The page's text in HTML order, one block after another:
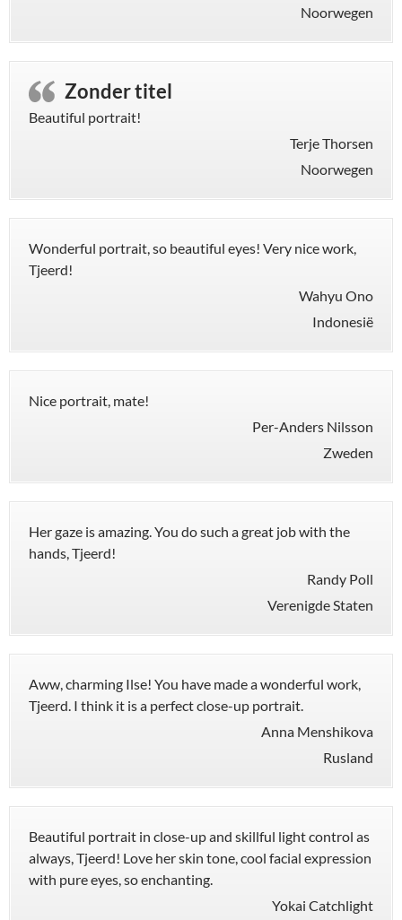
Noorwegen
Zonder titel
Beautiful portrait!
Terje Thorsen
Noorwegen
Wonderful portrait, so beautiful eyes! Very nice work,
Tjeerd!
Wahyu Ono
Indonesië
Nice portrait, mate!
Per-Anders Nilsson
Zweden
Her gaze is amazing. You do such a great job with the
hands, Tjeerd!
Randy Poll
Verenigde Staten
Aww, charming Ilse! You have made a wonderful work,
Tjeerd. I think it is a perfect close-up portrait.
Anna Menshikova
Rusland
Beautiful portrait in close-up and skillful light control as
always, Tjeerd! Love her skin tone, cool facial expression
with pure eyes, so enchanting.
Yokai Catchlight